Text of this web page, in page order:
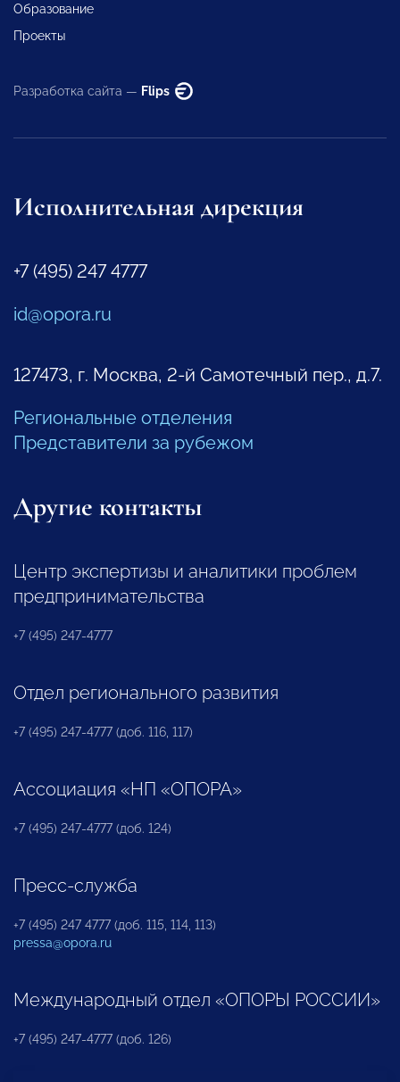
Образование
Проекты
Разработка сайта — Flips
Исполнительная дирекция
+7 (495) 247 4777
id@opora.ru
127473, г. Москва, 2-й Самотечный пер., д.7.
Региональные отделения
Представители за рубежом
Другие контакты
Центр экспертизы и аналитики проблем
предпринимательства
+7 (495) 247-4777
Отдел регионального развития
+7 (495) 247-4777 (доб. 116, 117)
Ассоциация «НП «ОПОРА»
+7 (495) 247-4777 (доб. 124)
Пресс-служба
+7 (495) 247 4777 (доб. 115, 114, 113)
pressa@opora.ru
Международный отдел «ОПОРЫ РОССИИ»
+7 (495) 247-4777 (доб. 126)